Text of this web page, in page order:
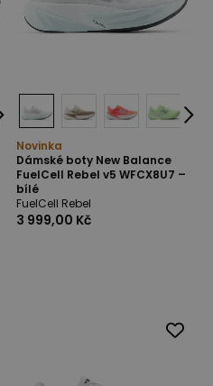
Novinka
Dámské boty New Balance
FuelCell Rebel v5 WFCX8U7 –
bílé
FuelCell Rebel
3 999,00 Kč